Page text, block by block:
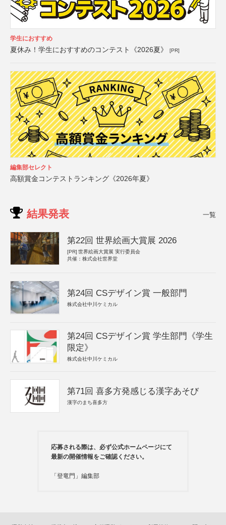
学生におすすめ
夏休み！学生におすすめのコンテスト《2026夏》 [PR]
編集部セレクト
高額賞金コンテストランキング《2026年夏》
結果発表 一覧
第22回 世界絵画大賞展 2026
[PR] 世界絵画大賞展 実行委員会
共催：株式会社世界堂
第24回 CSデザイン賞 一般部門
株式会社中川ケミカル
第24回 CSデザイン賞 学生部門《学生
限定》
株式会社中川ケミカル
第71回 喜多方発感じる漢字あそび
漢字のまち喜多方
応募される際は、必ず公式ホームページにて
最新の開催情報をご確認ください。
「登竜門」編集部